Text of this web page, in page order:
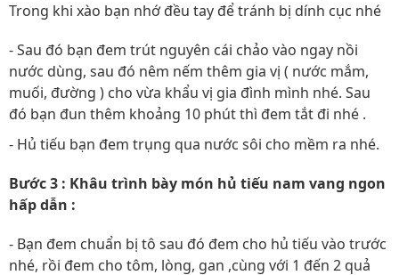
Trong khi xào bạn nhớ đều tay để tránh bị dính cục nhé
- Sau đó bạn đem trút nguyên cái chảo vào ngay nồi
nước dùng, sau đó nêm nếm thêm gia vị ( nước mắm,
muối, đường ) cho vừa khẩu vị gia đình mình nhé. Sau
đó bạn đun thêm khoảng 10 phút thì đem tắt đi nhé .
- Hủ tiếu bạn đem trụng qua nước sôi cho mềm ra nhé.
Bước 3 : Khâu trình bày món hủ tiếu nam vang ngon
hấp dẫn :
- Bạn đem chuẩn bị tô sau đó đem cho hủ tiếu vào trước
nhé, rồi đem cho tôm, lòng, gan ,cùng với 1 đến 2 quả